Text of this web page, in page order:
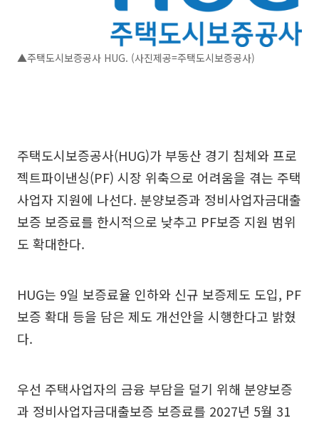
▲주택도시보증공사 HUG. (사진제공=주택도시보증공사)
주택도시보증공사(HUG)가 부동산 경기 침체와 프로
젝트파이낸싱(PF) 시장 위축으로 어려움을 겪는 주택
사업자 지원에 나선다. 분양보증과 정비사업자금대출
보증 보증료를 한시적으로 낮추고 PF보증 지원 범위
도 확대한다.
HUG는 9일 보증료율 인하와 신규 보증제도 도입, PF
보증 확대 등을 담은 제도 개선안을 시행한다고 밝혔
다.
우선 주택사업자의 금융 부담을 덜기 위해 분양보증
과 정비사업자금대출보증 보증료를 2027년 5월 31